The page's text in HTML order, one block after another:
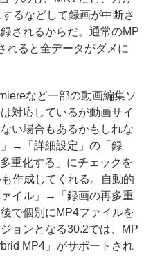
るなどして録画が中断さ
されるからだ。通常のMP
れると全データがダメに
など一部の動画編集ソ
対応しているが動画サイ
い場合もあるかもしれな
→「詳細設定」の「録
重化する」にチェックを
作成してくれる。自動的
イル」→「録画の再多重
で個別にMP4ファイルを
ョンとなる30.2では、MP
MP4」がサポートされ